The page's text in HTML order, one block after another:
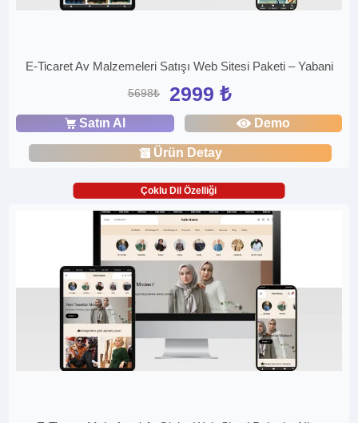
E-Ticaret Av Malzemeleri Satışı Web Sitesi Paketi – Yabani
5698₺ 2999 ₺
Satın Al Demo
Ürün Detay
Çoklu Dil Özelliği